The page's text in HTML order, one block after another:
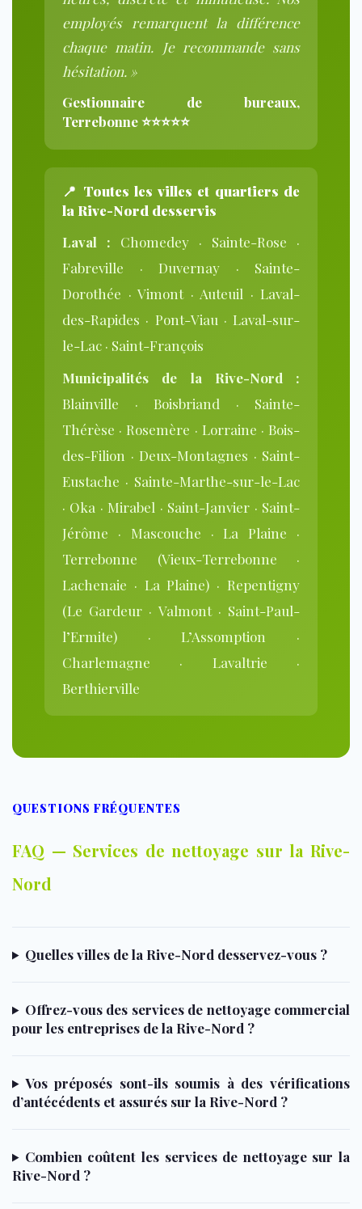
employés remarquent la différence
chaque matin. Je recommande sans
hésitation. »
Gestionnaire de bureaux,
Terrebonne ⭐⭐⭐⭐⭐
📍 Toutes les villes et quartiers de
la Rive-Nord desservis
Laval : Chomedey · Sainte-Rose ·
Fabreville · Duvernay · Sainte-
Dorothée · Vimont · Auteuil · Laval-
des-Rapides · Pont-Viau · Laval-sur-
le-Lac · Saint-François
Municipalités de la Rive-Nord :
Blainville · Boisbriand · Sainte-
Thérèse · Rosemère · Lorraine · Bois-
des-Filion · Deux-Montagnes · Saint-
Eustache · Sainte-Marthe-sur-le-Lac
· Oka · Mirabel · Saint-Janvier · Saint-
Jérôme · Mascouche · La Plaine ·
Terrebonne (Vieux-Terrebonne ·
Lachenaie · La Plaine) · Repentigny
(Le Gardeur · Valmont · Saint-Paul-
l’Ermite) · L’Assomption ·
Charlemagne · Lavaltrie ·
Berthierville
QUESTIONS FRÉQUENTES
FAQ — Services de nettoyage sur la Rive-
Nord
Quelles villes de la Rive-Nord desservez-vous ?
Offrez-vous des services de nettoyage commercial
pour les entreprises de la Rive-Nord ?
Vos préposés sont-ils soumis à des vérifications
d’antécédents et assurés sur la Rive-Nord ?
Combien coûtent les services de nettoyage sur la
Rive-Nord ?